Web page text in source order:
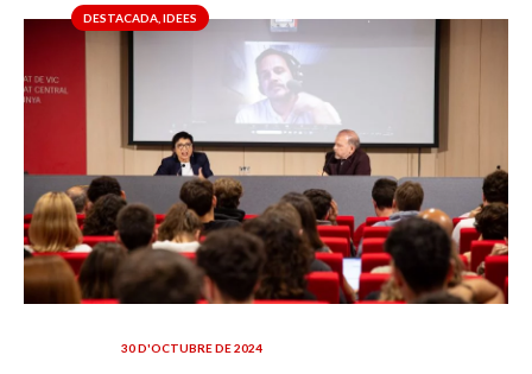
DESTACADA IDEES
30 D'OCTUBRE DE 2024